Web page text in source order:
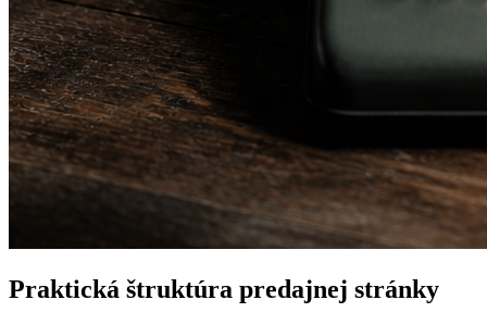
Praktická štruktúra predajnej stránky